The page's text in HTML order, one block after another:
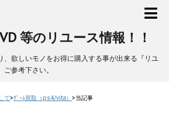
等のリユース情報！！
、欲しいモノをお得に購入する事が出来る『リユ
参考下さい。
て>ｹﾞｰﾑ買取（ps4/vita） >当記事